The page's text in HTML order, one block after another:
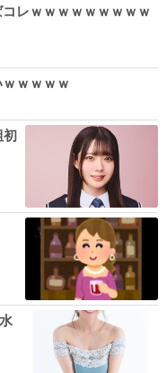
レｗｗｗｗｗｗｗｗｗ
ｗｗｗｗ
初